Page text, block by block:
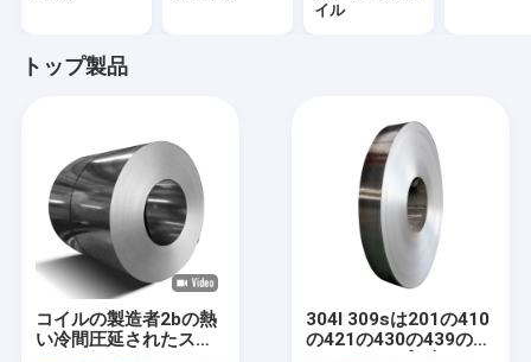
イル
トップ製品
コイルの製造者2bの熱
い冷間圧延されたステ
304l 309sは201の410
の421の430の439のSs